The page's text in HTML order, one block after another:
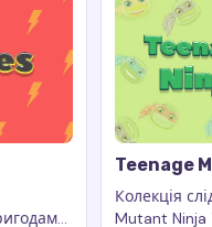
Teenage
Колекція
Mutant Ninja